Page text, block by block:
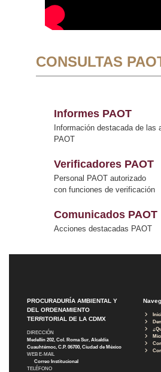
CONSULTAS
Informes PAOT
Información destacada de las
PAOT
Verificadores PAOT
Personal PAOT autorizado
con funciones de verificación
Comunicados PAOT
Acciones destacadas PAOT
PROCURADURÍA AMBIENTAL Y
DEL ORDENAMIENTO
TERRITORIAL DE LA CDMX
DIRECCIÓN
Medellín 202, Col. Roma Sur, Alcaldía
Cuauhtémoc, C.P. 06700, Ciudad de México
WEB E-MAIL
Correo Institucional
TELÉFONO